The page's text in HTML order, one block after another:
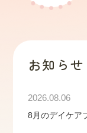
お知らせ
2026.08.06
8月のデイケア